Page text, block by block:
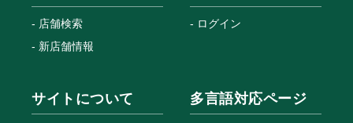
店舗検索
新店舗情報
ログイン
サイトについて 多言語対応ページ